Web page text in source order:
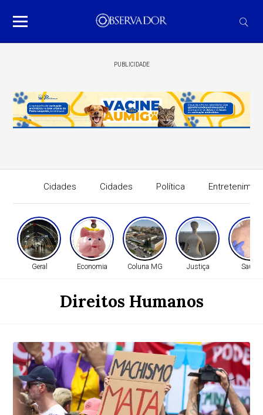
PUBLICIDADE
Cidades Cidades Política
Geral Economia Coluna MG Justiça Saúde
Direitos Humanos